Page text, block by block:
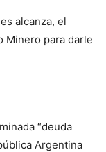
alcanza, el
Minero para darle
“deuda
Argentina